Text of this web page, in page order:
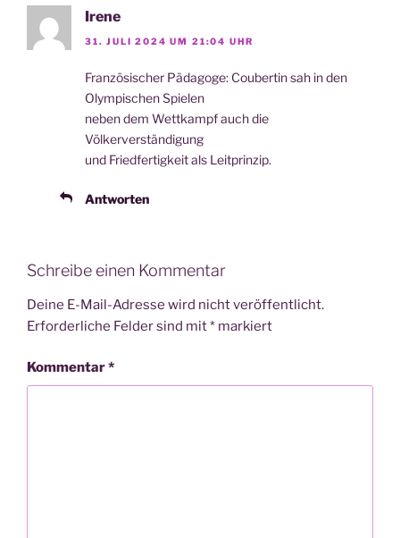
Irene
31. JULI 2024 UM 21:04 UHR
Fran­zö­si­scher Päd­ago­ge: Cou­ber­tin sah in den
Olym­pi­schen Spielen
neben dem Wett­kampf auch die
Völkerverständigung
und Fried­fer­tig­keit als Leitprinzip.
Antworten
Schreibe einen Kommentar
Deine E-Mail-Adresse wird nicht veröffentlicht.
Erforderliche Felder sind mit* markiert
Kommentar*